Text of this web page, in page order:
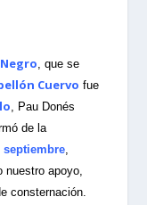
, que se
Cuervo fue
, Pau Donés
de la
septiembre
nuestro apoyo,
consternación.